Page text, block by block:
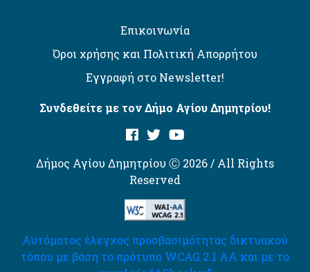
Επικοινωνία
Όροι χρήσης και Πολιτική Απορρήτου
Εγγραφή στο Newsletter!
Συνδεθείτε με τον Δήμο Αγίου Δημητρίου!
Δήμος Αγίου Δημητρίου Ⓒ 2026 / All Rights
Reserved
Αυτόματος έλεγχος προσβασιμότητας δικτυακού
τόπου με βάση το πρότυπο WCAG 2.1 AA και με το